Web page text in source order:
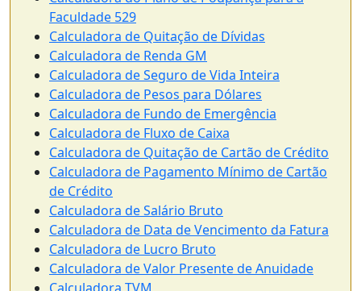
Faculdade 529
Calculadora de Quitação de Dívidas
Calculadora de Renda GM
Calculadora de Seguro de Vida Inteira
Calculadora de Pesos para Dólares
Calculadora de Fundo de Emergência
Calculadora de Fluxo de Caixa
Calculadora de Quitação de Cartão de Crédito
Calculadora de Pagamento Mínimo de Cartão
de Crédito
Calculadora de Salário Bruto
Calculadora de Data de Vencimento da Fatura
Calculadora de Lucro Bruto
Calculadora de Valor Presente de Anuidade